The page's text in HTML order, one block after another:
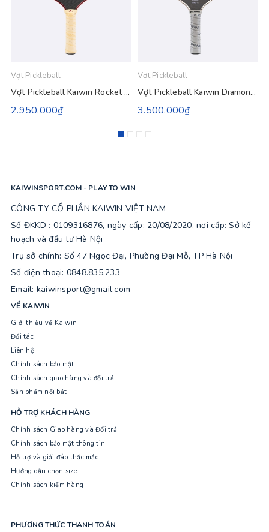
Vợt Pickleball
Vợt Pickleball Kaiwin Rocket Pro 16mm - Đỏ Vàng Be
2.950.000₫
Vợt Pickleball
Vợt Pickleball Kaiwin Diamond Gen 3 - Màu Xám
3.500.000₫
KAIWINSPORT.COM - PLAY TO WIN
CÔNG TY CỔ PHẦN KAIWIN VIỆT NAM
Số ĐKKD : 0109316876, ngày cấp: 20/08/2020, nơi cấp: Sở kế
hoạch và đầu tư Hà Nội
Trụ sở chính: Số 47 Ngọc Đại, Phường Đại Mỗ, TP Hà Nội
Số điện thoại: 0848.835.233
Email: kaiwinsport@gmail.com
VỀ KAIWIN
Giới thiệu về Kaiwin
Đối tác
Liên hệ
Chính sách bảo mật
Chính sách giao hàng và đổi trả
Sản phẩm nổi bật
HỖ TRỢ KHÁCH HÀNG
Chính sách Giao hàng và Đổi trả
Chính sách bảo mật thông tin
Hỗ trợ và giải đáp thắc mắc
Hướng dẫn chọn size
Chính sách kiểm hàng
PHƯƠNG THỨC THANH TOÁN